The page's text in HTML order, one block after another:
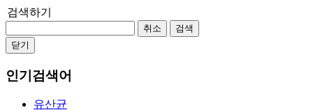
검색하기
취소
검색
닫기
인기검색어
유산균